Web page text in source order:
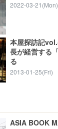
2022-03-21(Mon)
本屋探訪記
長が経営する
る
2013-01-25(Fri)
ASIA BOOK